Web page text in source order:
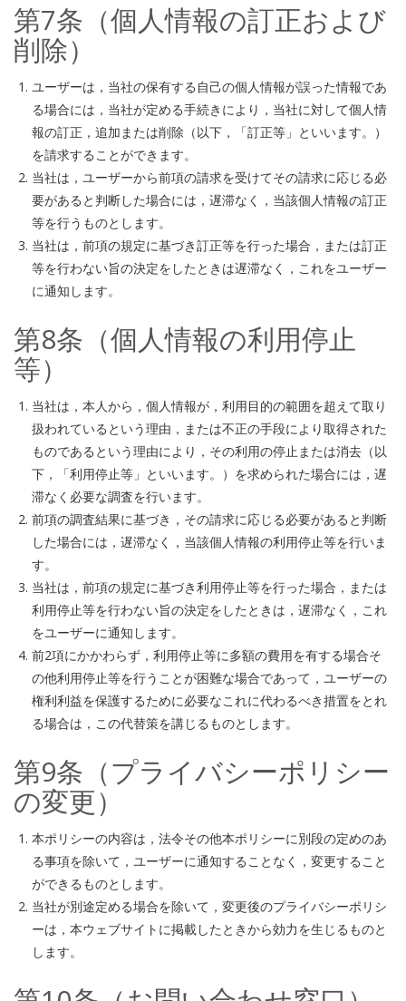
第7条（個人情報の訂正および
削除）
ユーザーは，当社の保有する自己の個人情報が誤った情報であ
る場合には，当社が定める手続きにより，当社に対して個人情
報の訂正，追加または削除（以下，「訂正等」といいます。）
を請求することができます。
当社は，ユーザーから前項の請求を受けてその請求に応じる必
要があると判断した場合には，遅滞なく，当該個人情報の訂正
等を行うものとします。
当社は，前項の規定に基づき訂正等を行った場合，または訂正
等を行わない旨の決定をしたときは遅滞なく，これをユーザー
に通知します。
第8条（個人情報の利用停止
等）
当社は，本人から，個人情報が，利用目的の範囲を超えて取り
扱われているという理由，または不正の手段により取得された
ものであるという理由により，その利用の停止または消去（以
下，「利用停止等」といいます。）を求められた場合には，遅
滞なく必要な調査を行います。
前項の調査結果に基づき，その請求に応じる必要があると判断
した場合には，遅滞なく，当該個人情報の利用停止等を行いま
す。
当社は，前項の規定に基づき利用停止等を行った場合，または
利用停止等を行わない旨の決定をしたときは，遅滞なく，これ
をユーザーに通知します。
前2項にかかわらず，利用停止等に多額の費用を有する場合そ
の他利用停止等を行うことが困難な場合であって，ユーザーの
権利利益を保護するために必要なこれに代わるべき措置をとれ
る場合は，この代替策を講じるものとします。
第9条（プライバシーポリシー
の変更）
本ポリシーの内容は，法令その他本ポリシーに別段の定めのあ
る事項を除いて，ユーザーに通知することなく，変更すること
ができるものとします。
当社が別途定める場合を除いて，変更後のプライバシーポリシ
ーは，本ウェブサイトに掲載したときから効力を生じるものと
します。